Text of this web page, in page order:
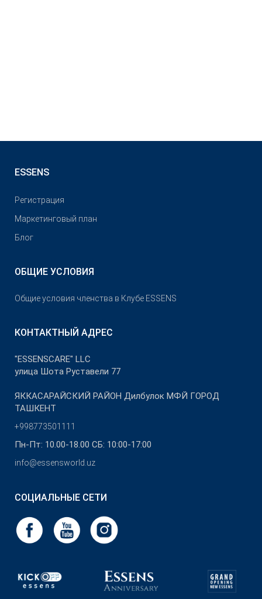
ESSENS
Pегистрация
Маркетинговый план
Блог
ОБЩИЕ УСЛОВИЯ
Общие условия членства в Клубе ESSENS
КОНТАКТНЫЙ АДРЕС
"ESSENSCARE" LLC
улица Шота Руставели 77
ЯККАСАРАЙСКИЙ РАЙОН Дилбулок МФЙ ГОРОД
ТАШКЕНТ
+998773501111
Пн-Пт: 10.00-18.00 СБ: 10:00-17:00
info@essensworld.uz
СОЦИАЛЬНЫЕ СЕТИ